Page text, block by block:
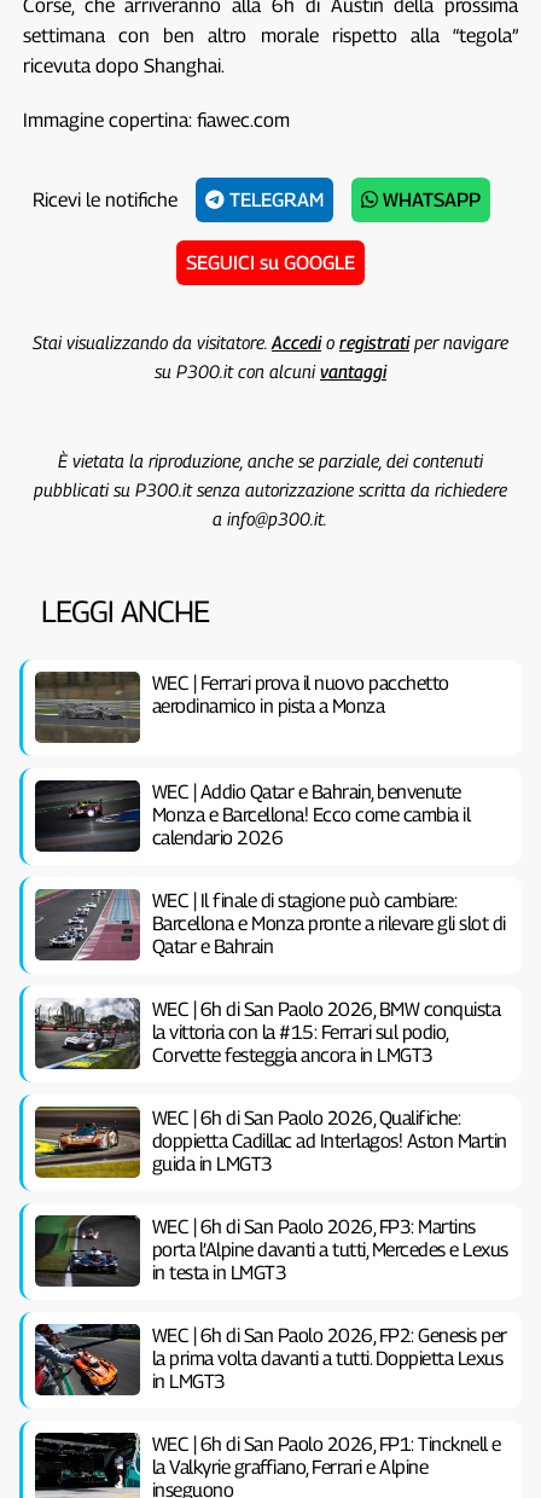
Corse, che arriveranno alla 6h di Austin della prossima
settimana con ben altro morale rispetto alla “tegola”
ricevuta dopo Shanghai.
Immagine copertina: fiawec.com
Ricevi le notifiche TELEGRAM WHATSAPP
SEGUICI su GOOGLE
Stai visualizzando da visitatore. Accedio registratiper navigare
su P300.it con alcunivantaggi
È vietata la riproduzione, anche se parziale, dei contenuti
pubblicati su P300.it senza autorizzazione scritta da richiedere
a info@p300.it.
LEGGI ANCHE
WEC | Ferrari prova il nuovo pacchetto
aerodinamico in pista a Monza
WEC | Addio Qatar e Bahrain, benvenute
Monza e Barcellona! Ecco come cambia il
calendario 2026
WEC | Il finale di stagione può cambiare:
Barcellona e Monza pronte a rilevare gli slot di
Qatar e Bahrain
WEC | 6h di San Paolo 2026, BMW conquista
la vittoria con la #15: Ferrari sul podio,
Corvette festeggia ancora in LMGT3
WEC | 6h di San Paolo 2026, Qualifiche:
doppietta Cadillac ad Interlagos! Aston Martin
guida in LMGT3
WEC | 6h di San Paolo 2026, FP3: Martins
porta l’Alpine davanti a tutti, Mercedes e Lexus
in testa in LMGT3
WEC | 6h di San Paolo 2026, FP2: Genesis per
la prima volta davanti a tutti. Doppietta Lexus
in LMGT3
WEC | 6h di San Paolo 2026, FP1: Tincknell e
la Valkyrie graffiano, Ferrari e Alpine
inseguono